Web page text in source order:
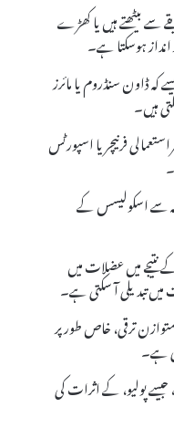
بیٹھتے ہیں یا کھڑے
ہوسکتا ہے۔
کہ ڈاون سنڈروم یا مائرز
ہیں۔
فرنیچر یا اسپورٹس
سے اسکولیسس کے
میں عضلات میں
تبدیلی آ سکتی ہے۔
ترقی، خاص طور پر
ہے۔
پولیو، کے اثرات کی